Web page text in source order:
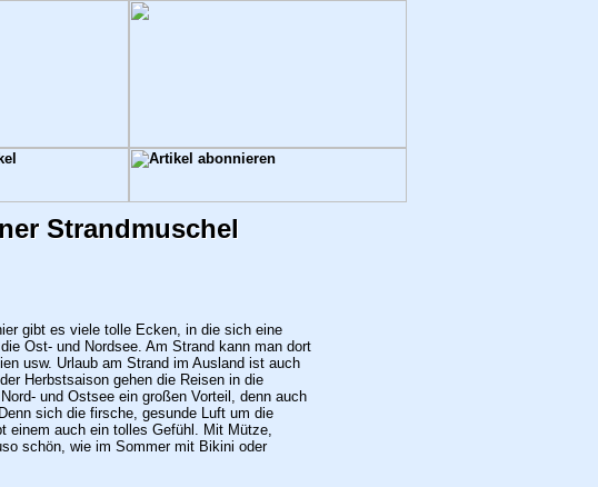
Strandmuschel
gibt es viele tolle Ecken, in die sich eine
Ost- und Nordsee. Am Strand kann man dort
usw. Urlaub am Strand im Ausland ist auch
Herbstsaison gehen die Reisen in die
und Ostsee ein großen Vorteil, denn auch
sich die firsche, gesunde Luft um die
einem auch ein tolles Gefühl. Mit Mütze,
schön, wie im Sommer mit Bikini oder